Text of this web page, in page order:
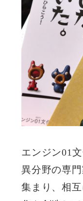
エンジン01
異分野の専
集まり、相